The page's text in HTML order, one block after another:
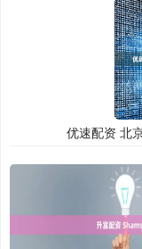
优速配资 北